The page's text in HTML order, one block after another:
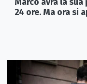
24 ore. Ma ora si